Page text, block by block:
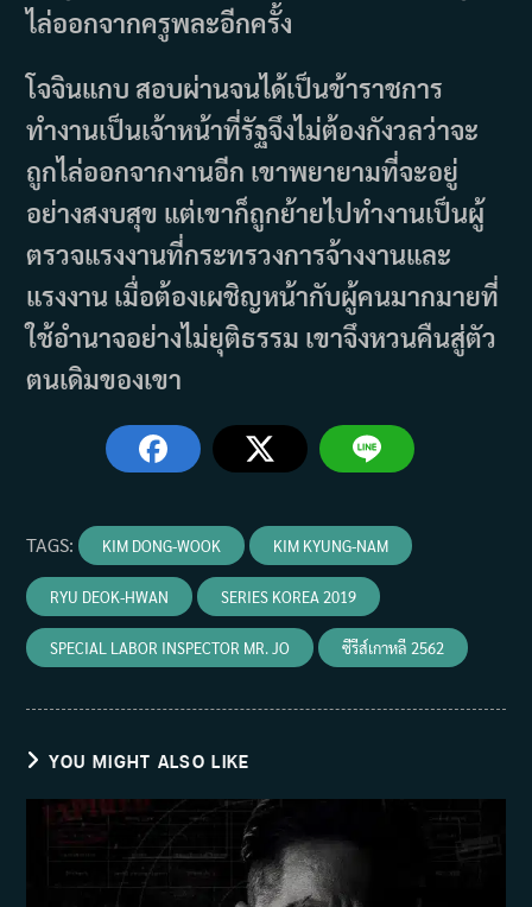
ไล่ออกจากครูพละอีกครั้ง
โจจินแกบ สอบผ่านจนได้เป็นข้าราชการ
ทำงานเป็นเจ้าหน้าที่รัฐจึงไม่ต้องกังวลว่าจะ
ถูกไล่ออกจากงานอีก เขาพยายามที่จะอยู่
อย่างสงบสุข แต่เขาก็ถูกย้ายไปทำงานเป็นผู้
ตรวจแรงงานที่กระทรวงการจ้างงานและ
แรงงาน เมื่อต้องเผชิญหน้ากับผู้คนมากมายที่
ใช้อำนาจอย่างไม่ยุติธรรม เขาจึงหวนคืนสู่ตัว
ตนเดิมของเขา
TAGS: KIM DONG-WOOK KIM KYUNG-NAM
RYU DEOK-HWAN SERIES KOREA 2019
SPECIAL LABOR INSPECTOR MR. JO ซีรีส์เกาหลี 2562
YOU MIGHT ALSO LIKE